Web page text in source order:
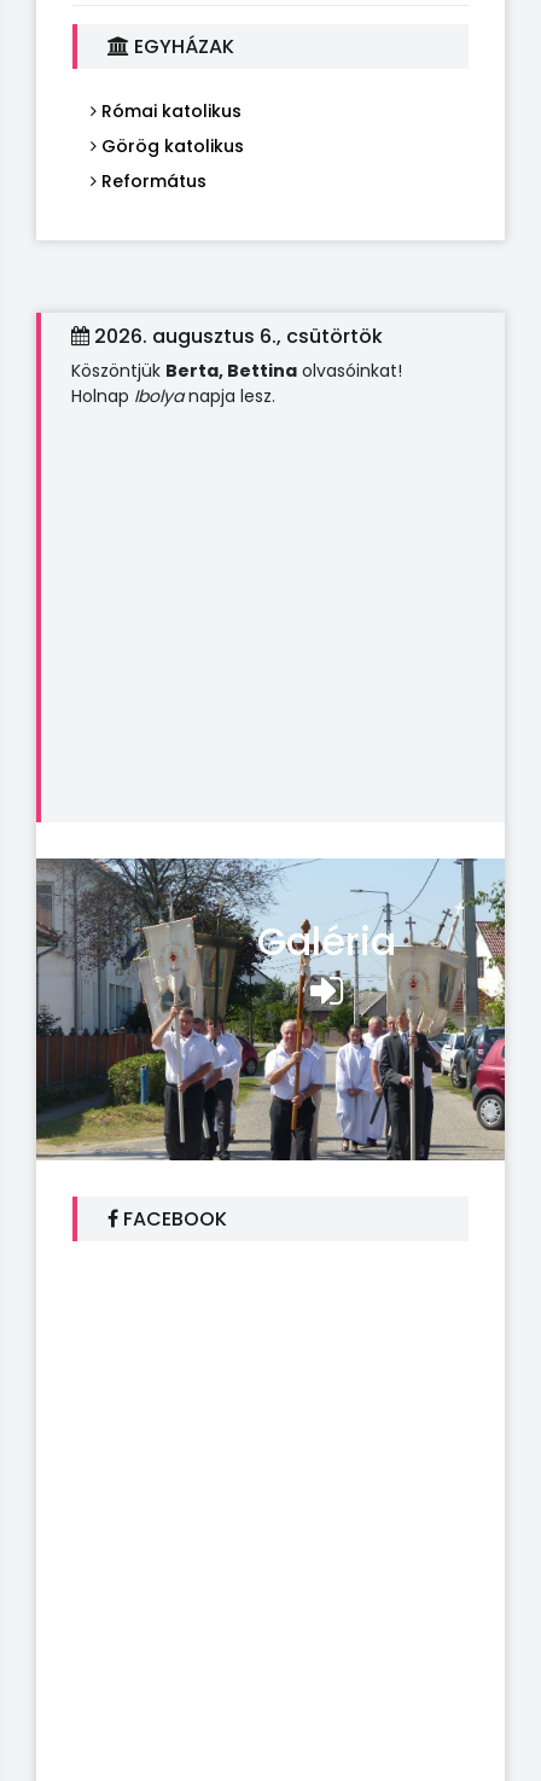
EGYHÁZAK
Római katolikus
Görög katolikus
Református
2026. augusztus 6., csütörtök
Köszöntjük Berta, Bettina olvasóinkat!
Holnap Ibolyanapja lesz.
Galéria
FACEBOOK